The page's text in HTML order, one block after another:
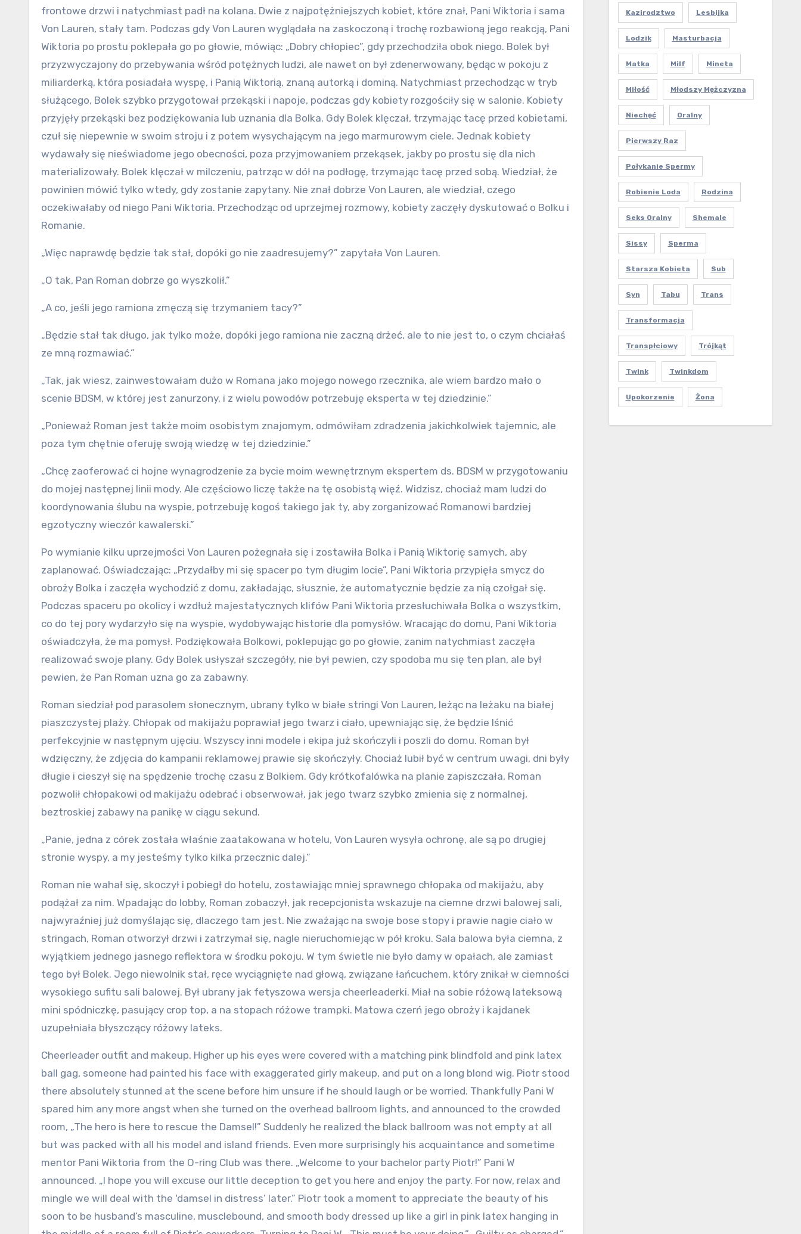
frontowe drzwi i natychmiast padł na kolana. Dwie z najpotężniejszych kobiet, które znał, Pani Wiktoria i sama
Von Lauren, stały tam. Podczas gdy Von Lauren wyglądała na zaskoczoną i trochę rozbawioną jego reakcją, Pani
Wiktoria po prostu poklepała go po głowie, mówiąc: „Dobry chłopiec”, gdy przechodziła obok niego. Bolek był
przyzwyczajony do przebywania wśród potężnych ludzi, ale nawet on był zdenerwowany, będąc w pokoju z
miliarderką, która posiadała wyspę, i Panią Wiktorią, znaną autorką i dominą. Natychmiast przechodząc w tryb
służącego, Bolek szybko przygotował przekąski i napoje, podczas gdy kobiety rozgościły się w salonie. Kobiety
przyjęły przekąski bez podziękowania lub uznania dla Bolka. Gdy Bolek klęczał, trzymając tacę przed kobietami,
czuł się niepewnie w swoim stroju i z potem wysychającym na jego marmurowym ciele. Jednak kobiety
wydawały się nieświadome jego obecności, poza przyjmowaniem przekąsek, jakby po prostu się dla nich
materializowały. Bolek klęczał w milczeniu, patrząc w dół na podłogę, trzymając tacę przed sobą. Wiedział, że
powinien mówić tylko wtedy, gdy zostanie zapytany. Nie znał dobrze Von Lauren, ale wiedział, czego
oczekiwałaby od niego Pani Wiktoria. Przechodząc od uprzejmej rozmowy, kobiety zaczęły dyskutować o Bolku i
Romanie.
„Więc naprawdę będzie tak stał, dopóki go nie zaadresujemy?” zapytała Von Lauren.
„O tak, Pan Roman dobrze go wyszkolił.”
„A co, jeśli jego ramiona zmęczą się trzymaniem tacy?”
„Będzie stał tak długo, jak tylko może, dopóki jego ramiona nie zaczną drżeć, ale to nie jest to, o czym chciałaś
ze mną rozmawiać.”
„Tak, jak wiesz, zainwestowałam dużo w Romana jako mojego nowego rzecznika, ale wiem bardzo mało o
scenie BDSM, w której jest zanurzony, i z wielu powodów potrzebuję eksperta w tej dziedzinie.”
„Ponieważ Roman jest także moim osobistym znajomym, odmówiłam zdradzenia jakichkolwiek tajemnic, ale
poza tym chętnie oferuję swoją wiedzę w tej dziedzinie.”
„Chcę zaoferować ci hojne wynagrodzenie za bycie moim wewnętrznym ekspertem ds. BDSM w przygotowaniu
do mojej następnej linii mody. Ale częściowo liczę także na tę osobistą więź. Widzisz, chociaż mam ludzi do
koordynowania ślubu na wyspie, potrzebuję kogoś takiego jak ty, aby zorganizować Romanowi bardziej
egzotyczny wieczór kawalerski.”
Po wymianie kilku uprzejmości Von Lauren pożegnała się i zostawiła Bolka i Panią Wiktorię samych, aby
zaplanować. Oświadczając: „Przydałby mi się spacer po tym długim locie”, Pani Wiktoria przypięła smycz do
obroży Bolka i zaczęła wychodzić z domu, zakładając, słusznie, że automatycznie będzie za nią czołgał się.
Podczas spaceru po okolicy i wzdłuż majestatycznych klifów Pani Wiktoria przesłuchiwała Bolka o wszystkim,
co do tej pory wydarzyło się na wyspie, wydobywając historie dla pomysłów. Wracając do domu, Pani Wiktoria
oświadczyła, że ma pomysł. Podziękowała Bolkowi, poklepując go po głowie, zanim natychmiast zaczęła
realizować swoje plany. Gdy Bolek usłyszał szczegóły, nie był pewien, czy spodoba mu się ten plan, ale był
pewien, że Pan Roman uzna go za zabawny.
Roman siedział pod parasolem słonecznym, ubrany tylko w białe stringi Von Lauren, leżąc na leżaku na białej
piaszczystej plaży. Chłopak od makijażu poprawiał jego twarz i ciało, upewniając się, że będzie lśnić
perfekcyjnie w następnym ujęciu. Wszyscy inni modele i ekipa już skończyli i poszli do domu. Roman był
wdzięczny, że zdjęcia do kampanii reklamowej prawie się skończyły. Chociaż lubił być w centrum uwagi, dni były
długie i cieszył się na spędzenie trochę czasu z Bolkiem. Gdy krótkofalówka na planie zapiszczała, Roman
pozwolił chłopakowi od makijażu odebrać i obserwował, jak jego twarz szybko zmienia się z normalnej,
beztroskiej zabawy na panikę w ciągu sekund.
„Panie, jedna z córek została właśnie zaatakowana w hotelu, Von Lauren wysyła ochronę, ale są po drugiej
stronie wyspy, a my jesteśmy tylko kilka przecznic dalej.”
Roman nie wahał się, skoczył i pobiegł do hotelu, zostawiając mniej sprawnego chłopaka od makijażu, aby
podążał za nim. Wpadając do lobby, Roman zobaczył, jak recepcjonista wskazuje na ciemne drzwi balowej sali,
najwyraźniej już domyślając się, dlaczego tam jest. Nie zważając na swoje bose stopy i prawie nagie ciało w
stringach, Roman otworzył drzwi i zatrzymał się, nagle nieruchomiejąc w pół kroku. Sala balowa była ciemna, z
wyjątkiem jednego jasnego reflektora w środku pokoju. W tym świetle nie było damy w opałach, ale zamiast
tego był Bolek. Jego niewolnik stał, ręce wyciągnięte nad głową, związane łańcuchem, który znikał w ciemności
wysokiego sufitu sali balowej. Był ubrany jak fetyszowa wersja cheerleaderki. Miał na sobie różową lateksową
mini spódniczkę, pasujący crop top, a na stopach różowe trampki. Matowa czerń jego obroży i kajdanek
uzupełniała błyszczący różowy lateks.
Cheerleader outfit and makeup. Higher up his eyes were covered with a matching pink blindfold and pink latex
ball gag, someone had painted his face with exaggerated girly makeup, and put on a long blond wig. Piotr stood
there absolutely stunned at the scene before him unsure if he should laugh or be worried. Thankfully Pani W
spared him any more angst when she turned on the overhead ballroom lights, and announced to the crowded
room, „The hero is here to rescue the Damsel!” Suddenly he realized the black ballroom was not empty at all
but was packed with all his model and island friends. Even more surprisingly his acquaintance and sometime
mentor Pani Wiktoria from the O-ring Club was there. „Welcome to your bachelor party Piotr!” Pani W
announced. „I hope you will excuse our little deception to get you here and enjoy the party. For now, relax and
mingle we will deal with the 'damsel in distress’ later.” Piotr took a moment to appreciate the beauty of his
soon to be husband’s masculine, musclebound, and smooth body dressed up like a girl in pink latex hanging in
Kazirodztwo Lesbijka
Lodzik Masturbacja
Matka Milf Mineta
Miłość Młodszy Mężczyzna
Niechęć Oralny
Pierwszy Raz
Połykanie Spermy
Robienie Loda Rodzina
Seks Oralny Shemale
Sissy Sperma
Starsza Kobieta Sub
Syn Tabu Trans
Transformacja
Transpłciowy Trójkąt
Twink Twinkdom
Upokorzenie Żona